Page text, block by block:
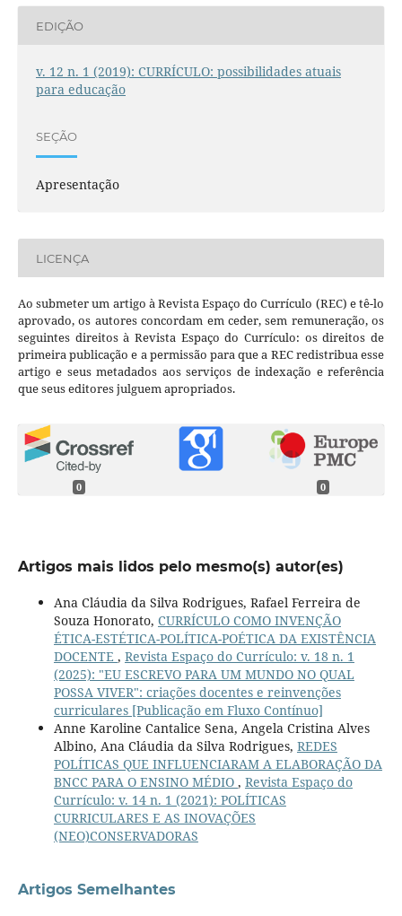
EDIÇÃO
v. 12 n. 1 (2019): CURRÍCULO: possibilidades atuais
para educação
SEÇÃO
Apresentação
LICENÇA
Ao submeter um artigo à Revista Espaço do Currículo (REC) e tê-lo
aprovado, os autores concordam em ceder, sem remuneração, os
seguintes direitos à Revista Espaço do Currículo: os direitos de
primeira publicação e a permissão para que a REC redistribua esse
artigo e seus metadados aos serviços de indexação e referência
que seus editores julguem apropriados.
0 0
Artigos mais lidos pelo mesmo(s) autor(es)
Ana Cláudia da Silva Rodrigues, Rafael Ferreira de
Souza Honorato, CURRÍCULO COMO INVENÇÃO
ÉTICA-ESTÉTICA-POLÍTICA-POÉTICA DA EXISTÊNCIA
DOCENTE , Revista Espaço do Currículo: v. 18 n. 1
(2025): "EU ESCREVO PARA UM MUNDO NO QUAL
POSSA VIVER": criações docentes e reinvenções
curriculares [Publicação em Fluxo Contínuo]
Anne Karoline Cantalice Sena, Angela Cristina Alves
Albino, Ana Cláudia da Silva Rodrigues, REDES
POLÍTICAS QUE INFLUENCIARAM A ELABORAÇÃO DA
BNCC PARA O ENSINO MÉDIO , Revista Espaço do
Currículo: v. 14 n. 1 (2021): POLÍTICAS
CURRICULARES E AS INOVAÇÕES
(NEO)CONSERVADORAS
Artigos Semelhantes